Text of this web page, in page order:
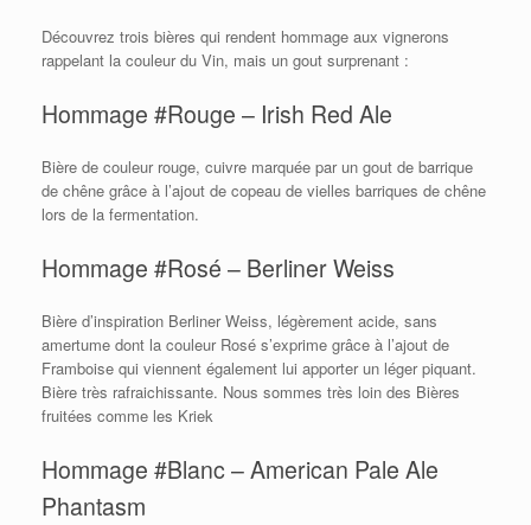
Découvrez trois bières qui rendent hommage aux vignerons
rappelant la couleur du Vin, mais un gout surprenant :
Hommage #Rouge – Irish Red Ale
Bière de couleur rouge, cuivre marquée par un gout de barrique
de chêne grâce à l’ajout de copeau de vielles barriques de chêne
lors de la fermentation.
Hommage #Rosé – Berliner Weiss
Bière d’inspiration Berliner Weiss, légèrement acide, sans
amertume dont la couleur Rosé s’exprime grâce à l’ajout de
Framboise qui viennent également lui apporter un léger piquant.
Bière très rafraichissante. Nous sommes très loin des Bières
fruitées comme les Kriek
Hommage #Blanc – American Pale Ale
Phantasm